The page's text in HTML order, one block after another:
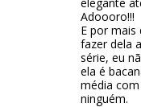
Adoooro!!!
E por mais
fazer dela
série, eu
ela é
média
ninguém.